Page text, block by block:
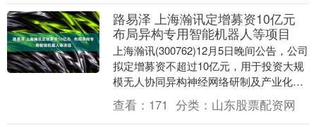
路易泽 上海瀚讯定增募资10亿元
布局异构专用智能机器人等项目
上海瀚讯(300762)12月5日晚间公告，公司
拟定增募资不超过10亿元，用于投资大规
模无人协同异构神经网络研制及产业化项
目、异构专用智能机器人研制及产业化项
目....
查看： 171 分类： 山东股票配资网